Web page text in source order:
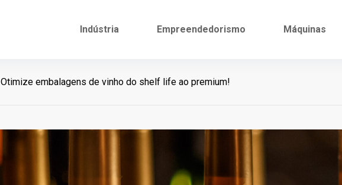
Indústria Empreendedorismo Máquinas
Otimize embalagens de vinho do shelf life ao premium!